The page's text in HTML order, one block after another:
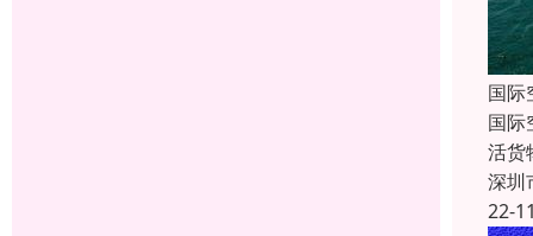
国际
国际
活货
深圳
22-